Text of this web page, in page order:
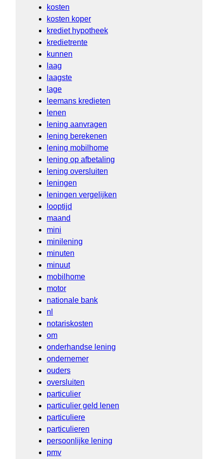
kosten
kosten koper
krediet hypotheek
kredietrente
kunnen
laag
laagste
lage
leemans kredieten
lenen
lening aanvragen
lening berekenen
lening mobilhome
lening op afbetaling
lening oversluiten
leningen
leningen vergelijken
looptijd
maand
mini
minilening
minuten
minuut
mobilhome
motor
nationale bank
nl
notariskosten
om
onderhandse lening
ondernemer
ouders
oversluiten
particulier
particulier geld lenen
particuliere
particulieren
persoonlijke lening
pmv